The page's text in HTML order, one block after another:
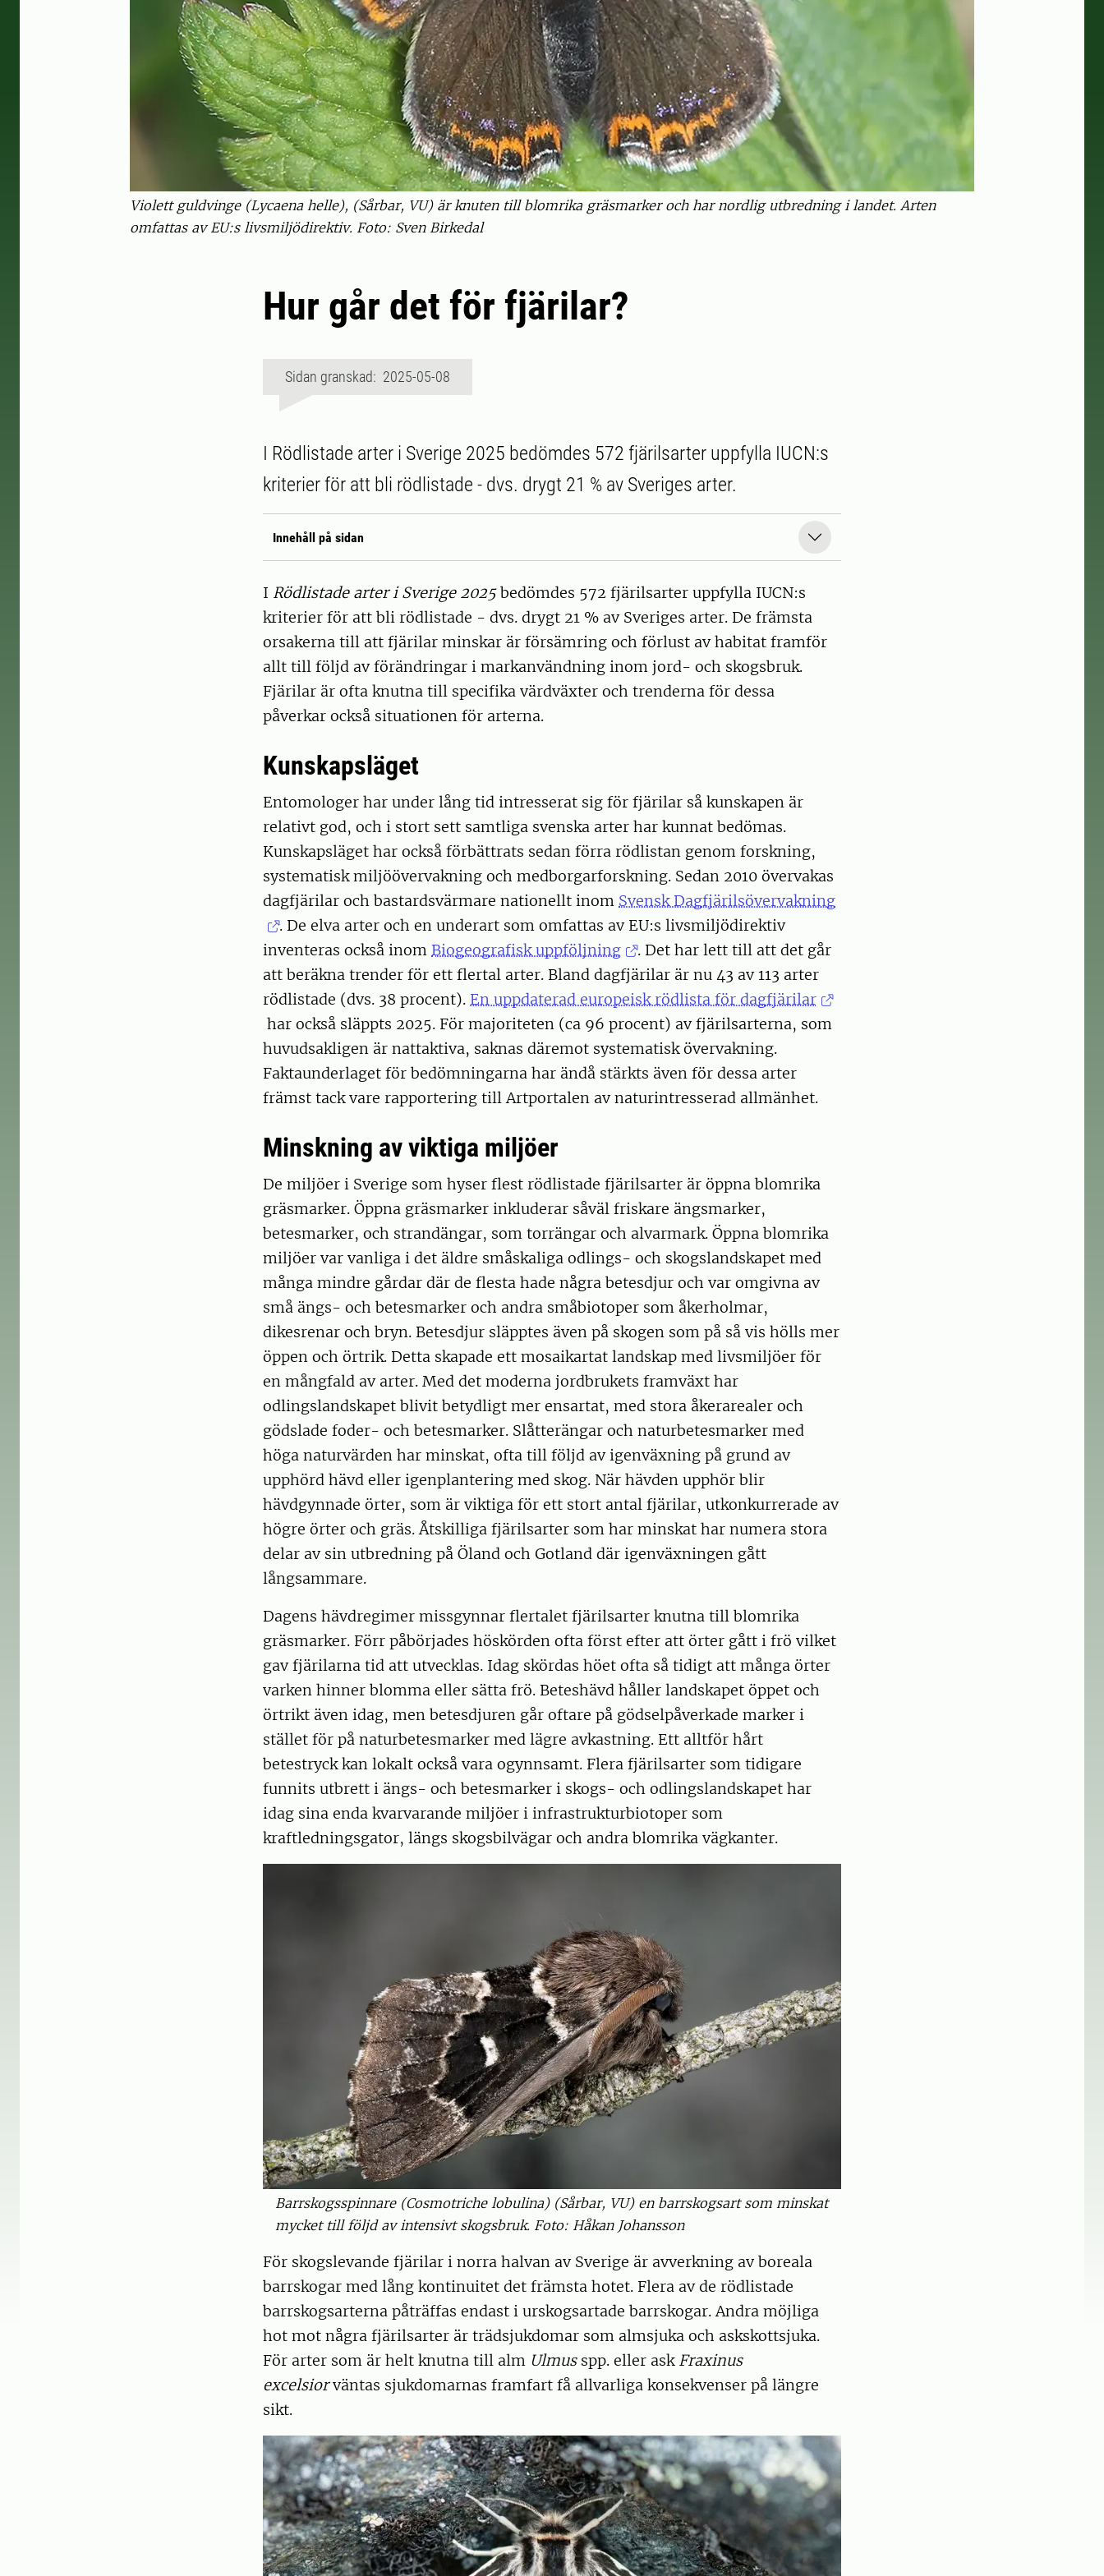
Violett guldvinge (Lycaena helle), (Sårbar, VU) är knuten till blomrika gräsmarker och har nordlig utbredning i landet. Arten
omfattas av EU:s livsmiljödirektiv. Foto: Sven Birkedal
Hur går det för fjärilar?
Sidan granskad: 2025-05-08
I Rödlistade arter i Sverige 2025 bedömdes 572 fjärilsarter uppfylla IUCN:s
kriterier för att bli rödlistade - dvs. drygt 21 % av Sveriges arter.
Innehåll på sidan
I Rödlistade arter i Sverige 2025bedömdes 572 fjärilsarter uppfylla IUCN:s
kriterier för att bli rödlistade - dvs. drygt 21 % av Sveriges arter. De främsta
orsakerna till att fjärilar minskar är försämring och förlust av habitat framför
allt till följd av förändringar i markanvändning inom jord- och skogsbruk.
Fjärilar är ofta knutna till specifika värdväxter och trenderna för dessa
påverkar också situationen för arterna.
Kunskapsläget
Entomologer har under lång tid intresserat sig för fjärilar så kunskapen är
relativt god, och i stort sett samtliga svenska arter har kunnat bedömas.
Kunskapsläget har också förbättrats sedan förra rödlistan genom forskning,
systematisk miljöövervakning och medborgarforskning. Sedan 2010 övervakas
dagfjärilar och bastardsvärmare nationellt inom Svensk Dagfjärilsövervakning
. De elva arter och en underart som omfattas av EU:s livsmiljödirektiv
inventeras också inom Biogeografisk uppföljning
. Det har lett till att det går
att beräkna trender för ett flertal arter. Bland dagfjärilar är nu 43 av 113 arter
rödlistade (dvs. 38 procent). En uppdaterad europeisk rödlista för dagfjärilar
har också släppts 2025. För majoriteten (ca 96 procent) av fjärilsarterna, som
huvudsakligen är nattaktiva, saknas däremot systematisk övervakning.
Faktaunderlaget för bedömningarna har ändå stärkts även för dessa arter
främst tack vare rapportering till Artportalen av naturintresserad allmänhet.
Minskning av viktiga miljöer
De miljöer i Sverige som hyser flest rödlistade fjärilsarter är öppna blomrika
gräsmarker. Öppna gräsmarker inkluderar såväl friskare ängsmarker,
betesmarker, och strandängar, som torrängar och alvarmark. Öppna blomrika
miljöer var vanliga i det äldre småskaliga odlings- och skogslandskapet med
många mindre gårdar där de flesta hade några betesdjur och var omgivna av
små ängs- och betesmarker och andra småbiotoper som åkerholmar,
dikesrenar och bryn. Betesdjur släpptes även på skogen som på så vis hölls mer
öppen och örtrik. Detta skapade ett mosaikartat landskap med livsmiljöer för
en mångfald av arter. Med det moderna jordbrukets framväxt har
odlingslandskapet blivit betydligt mer ensartat, med stora åkerarealer och
gödslade foder- och betesmarker. Slåtterängar och naturbetesmarker med
höga naturvärden har minskat, ofta till följd av igenväxning på grund av
upphörd hävd eller igenplantering med skog. När hävden upphör blir
hävdgynnade örter, som är viktiga för ett stort antal fjärilar, utkonkurrerade av
högre örter och gräs. Åtskilliga fjärilsarter som har minskat har numera stora
delar av sin utbredning på Öland och Gotland där igenväxningen gått
långsammare.
Dagens hävdregimer missgynnar flertalet fjärilsarter knutna till blomrika
gräsmarker. Förr påbörjades höskörden ofta först efter att örter gått i frö vilket
gav fjärilarna tid att utvecklas. Idag skördas höet ofta så tidigt att många örter
varken hinner blomma eller sätta frö. Beteshävd håller landskapet öppet och
örtrikt även idag, men betesdjuren går oftare på gödselpåverkade marker i
stället för på naturbetesmarker med lägre avkastning. Ett alltför hårt
betestryck kan lokalt också vara ogynnsamt. Flera fjärilsarter som tidigare
funnits utbrett i ängs- och betesmarker i skogs- och odlingslandskapet har
idag sina enda kvarvarande miljöer i infrastrukturbiotoper som
kraftledningsgator, längs skogsbilvägar och andra blomrika vägkanter.
Barrskogsspinnare (Cosmotriche lobulina) (Sårbar, VU) en barrskogsart som minskat
mycket till följd av intensivt skogsbruk. Foto: Håkan Johansson
För skogslevande fjärilar i norra halvan av Sverige är avverkning av boreala
barrskogar med lång kontinuitet det främsta hotet. Flera av de rödlistade
barrskogsarterna påträffas endast i urskogsartade barrskogar. Andra möjliga
hot mot några fjärilsarter är trädsjukdomar som almsjuka och askskottsjuka.
För arter som är helt knutna till alm Ulmusspp. eller ask Fraxinus
excelsiorväntas sjukdomarnas framfart få allvarliga konsekvenser på längre
sikt.